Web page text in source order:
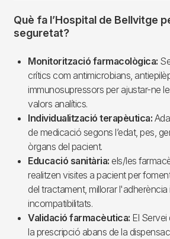
Què fa l’Hospital de Bellvitge
seguretat?
Monitorització farmacològica:
crítics com antimicrobians,
immunosupressors per ajustar-ne
valors analítics.
Individualització terapèutica:
de medicació segons l’edat, pes,
òrgans del pacient.
Educació sanitària: els/les
realitzen visites a pacient per
del tractament, millorar l'adherència
incompatibilitats.
Validació farmacèutica: El
la prescripció abans de la